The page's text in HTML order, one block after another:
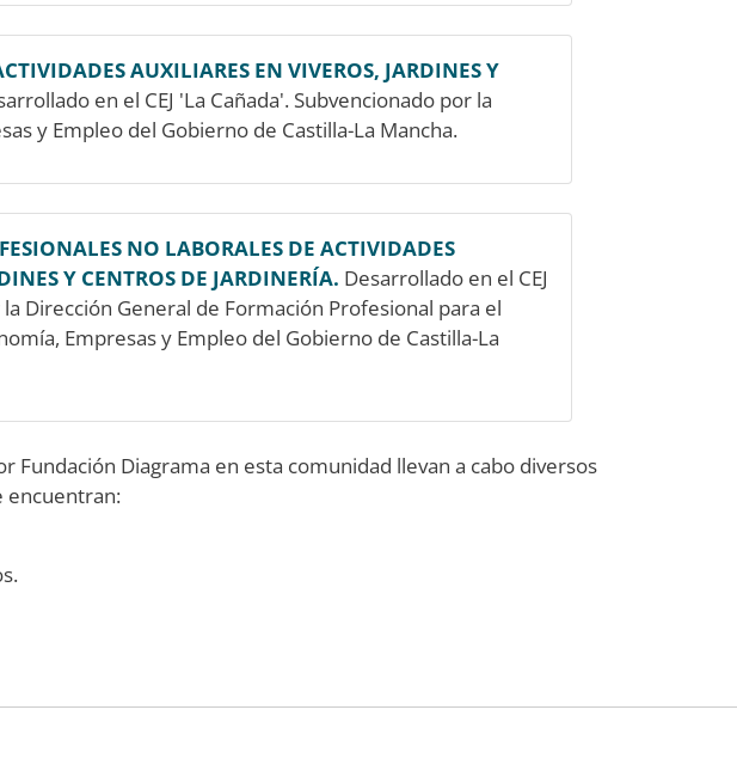
AUXILIARES EN VIVEROS, JARDINES Y
en el CEJ 'La Cañada'. Subvencionado por la
y Empleo del Gobierno de Castilla-La Mancha.
NO LABORALES DE ACTIVIDADES
Y CENTROS DE JARDINERÍA. Desarrollado en el CEJ
Dirección General de Formación Profesional para el
Empresas y Empleo del Gobierno de Castilla-La
Fundación Diagrama en esta comunidad llevan a cabo diversos
encuentran: